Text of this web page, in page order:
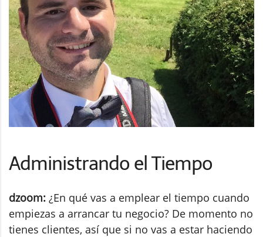
Administrando el Tiempo
dzoom: ¿En qué vas a emplear el tiempo cuando
empiezas a arrancar tu negocio? De momento no
tienes clientes, así que si no vas a estar haciendo